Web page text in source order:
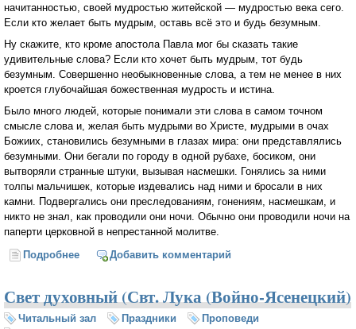
начитанностью, своей мудростью житейской — мудростью века сего.
Если кто желает быть мудрым, оставь всё это и будь безумным.
Ну скажите, кто кроме апостола Павла мог бы сказать такие
удивительные слова? Если кто хочет быть мудрым, тот будь
безумным. Совершенно необыкновенные слова, а тем не менее в них
кроется глубочайшая божественная мудрость и истина.
Было много людей, которые понимали эти слова в самом точном
смысле слова и, желая быть мудрыми во Христе, мудрыми в очах
Божиих, становились безумными в глазах мира: они представлялись
безумными. Они бегали по городу в одной рубахе, босиком, они
вытворяли странные штуки, вызывая насмешки. Гонялись за ними
толпы мальчишек, которые издевались над ними и бросали в них
камни. Подвергались они преследованиям, гонениям, насмешкам, и
никто не знал, как проводили они ночи. Обычно они проводили ночи на
паперти церковной в непрестанной молитве.
Подробнее о Мудрость мира сего есть безумие пред Богом
Добавить комментарий
Свет духовный (Свт. Лука (Войно-Ясенецкий)
Читальный зал Праздники
Проповеди